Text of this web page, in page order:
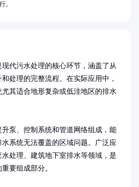
现代污水处理的核心环节，涵盖了从
处理的完整流程。在实际应用中，
其适合地形复杂或低洼地区的排水
泵、控制系统和管道网络组成，能
系统无法覆盖的区域问题。广泛应
处理、建筑地下室排水等领域，是
要组成部分。
。